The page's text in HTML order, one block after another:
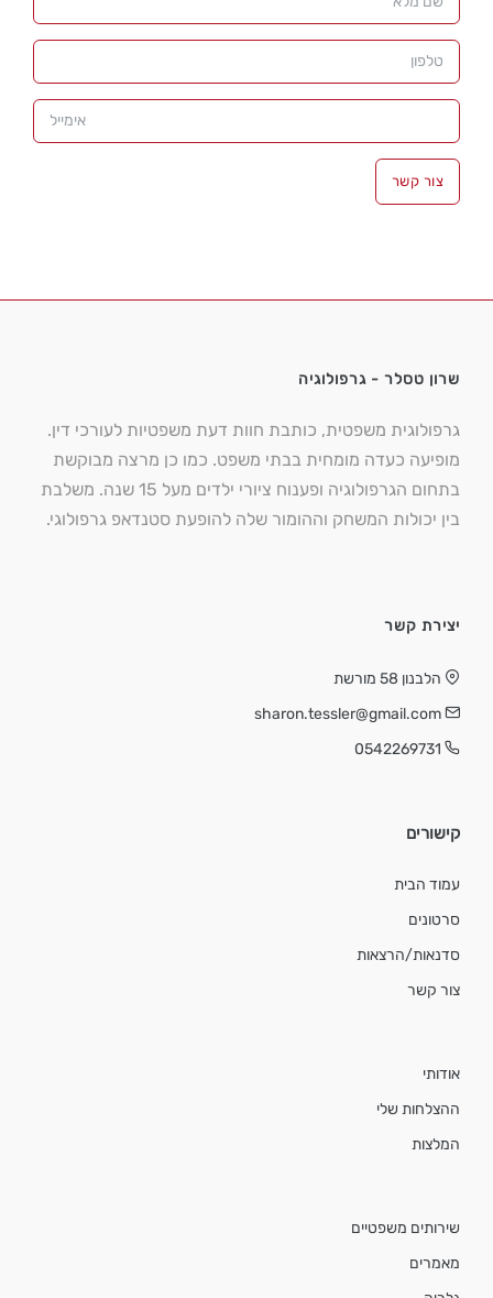
צור קשר
שרון טסלר - גרפולוגיה
גרפולוגית משפטית, כותבת חוות דעת משפטיות לעורכי דין.
מופיעה כעדה מומחית בבתי משפט. כמו כן מרצה מבוקשת
בתחום הגרפולוגיה ופענוח ציורי ילדים מעל 15 שנה. משלבת
בין יכולות המשחק וההומור שלה להופעת סטנדאפ גרפולוגי.
יצירת קשר
הלבנון 58 מורשת
sharon.tessler@gmail.com
0542269731
קישורים
עמוד הבית
סרטונים
סדנאות/הרצאות
צור קשר
אודותי
ההצלחות שלי
המלצות
שירותים משפטיים
מאמרים